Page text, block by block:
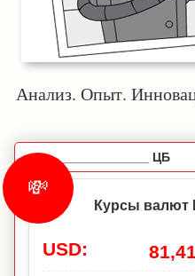
Анализ. Опыт.
_________________ ЦБ
💸
Курсы
USD: